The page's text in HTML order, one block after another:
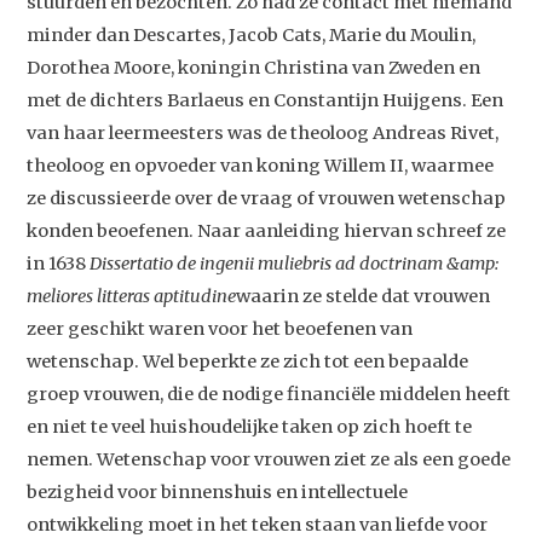
Studium Generale
Home
Agenda
Video
Podcast
Artikelen
Contact
minder dan Descartes, Jacob Cats, Marie du Moulin,
Dorothea Moore, koningin Christina van Zweden en
met de dichters Barlaeus en Constantijn Huijgens. Een
van haar leermeesters was de theoloog Andreas Rivet,
theoloog en opvoeder van koning Willem II, waarmee
ze discussieerde over de vraag of vrouwen wetenschap
konden beoefenen. Naar aanleiding hiervan schreef ze
in 1638Dissertatio de ingenii muliebris ad doctrinam &amp:
meliores litteras aptitudinewaarin ze stelde dat vrouwen
zeer geschikt waren voor het beoefenen van
wetenschap. Wel beperkte ze zich tot een bepaalde
groep vrouwen, die de nodige financiële middelen heeft
en niet te veel huishoudelijke taken op zich hoeft te
nemen. Wetenschap voor vrouwen ziet ze als een goede
bezigheid voor binnenshuis en intellectuele
ontwikkeling moet in het teken staan van liefde voor